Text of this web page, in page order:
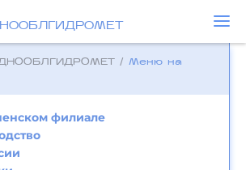
/ Меню на
филиале